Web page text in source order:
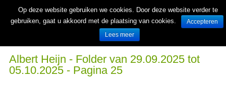
Wekelijks nieuwe folders van Nederlandse supermarkten en winkels
Albert Heijn - Folder van 29.09.2025 tot
05.10.2025 - Pagina 25
Op deze website gebruiken we cookies. Door deze website verder te
gebruiken, gaat u akkoord met de plaatsing van cookies.
Accepteren
Lees meer